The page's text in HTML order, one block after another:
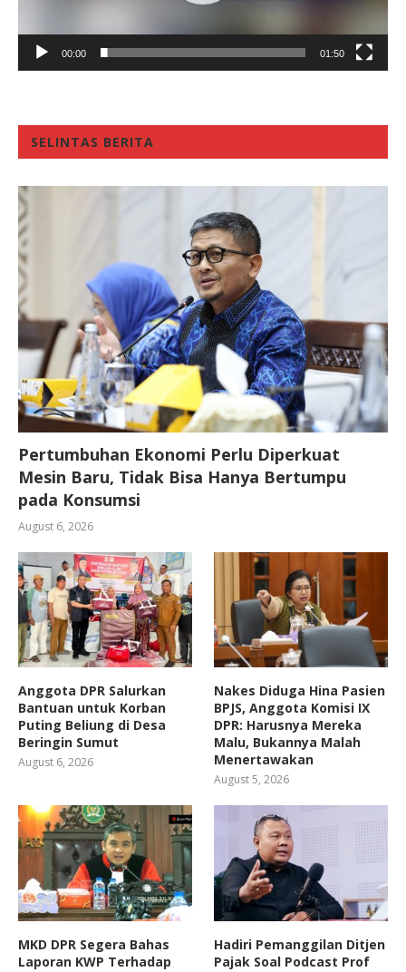
00:00 01:50
SELINTAS BERITA
Pertumbuhan Ekonomi Perlu Diperkuat
Mesin Baru, Tidak Bisa Hanya Bertumpu
pada Konsumsi
August 6, 2026
Anggota DPR Salurkan
Bantuan untuk Korban
Puting Beliung di Desa
Beringin Sumut
August 6, 2026
Nakes Diduga Hina Pasien
BPJS, Anggota Komisi IX
DPR: Harusnya Mereka
Malu, Bukannya Malah
Menertawakan
August 5, 2026
MKD DPR Segera Bahas
Laporan KWP Terhadap
Hadiri Pemanggilan Ditjen
Pajak Soal Podcast Prof